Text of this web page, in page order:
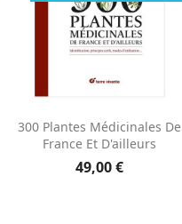
Aperçu rapide
300 Plantes Médicinales De
France Et D'ailleurs
49,00 €